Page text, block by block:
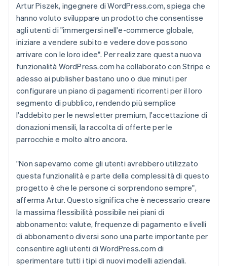
Identity
Verifica online dell'identità
Scopri come Stripe sta costruendo l'infrastruttura
Guarda ora
Artur Piszek, ingegnere di WordPress.com, spiega che
hanno voluto sviluppare un prodotto che consentisse
agli utenti di "immergersi nell'e-commerce globale,
iniziare a vendere subito e vedere dove possono
arrivare con le loro idee". Per realizzare questa nuova
funzionalità WordPress.com ha collaborato con Stripe e
adesso ai publisher bastano uno o due minuti per
configurare un piano di pagamenti ricorrenti per il loro
segmento di pubblico, rendendo più semplice
l'addebito per le newsletter premium, l'accettazione di
donazioni mensili, la raccolta di offerte per le
parrocchie e molto altro ancora.
"Non sapevamo come gli utenti avrebbero utilizzato
questa funzionalità e parte della complessità di questo
progetto è che le persone ci sorprendono sempre",
afferma Artur. Questo significa che è necessario creare
la massima flessibilità possibile nei piani di
abbonamento: valute, frequenze di pagamento e livelli
di abbonamento diversi sono una parte importante per
consentire agli utenti di WordPress.com di
sperimentare tutti i tipi di nuovi modelli aziendali.